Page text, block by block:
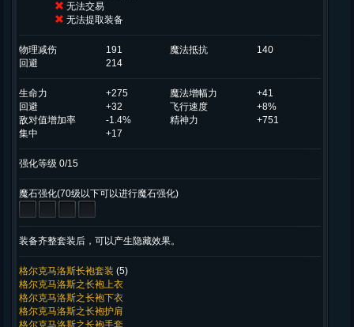
无法交易
无法提取装备
物理减伤 191 魔法抵抗
140
回避
214
生命力 +275 魔法增幅力
+41
回避
+32 飞行速度
+8%
敌对值增加率
-1.4% 精神力
+751
集中
+17
强化等级 0/15
魔石强化(70级以下可以进行魔石强化)
装备齐整套装后，可以产生隐藏效果。
格尔克马洛斯长袍套装 (5)
格尔克马洛斯之长袍上衣
格尔克马洛斯之长袍下衣
格尔克马洛斯之长袍护肩
格尔克马洛斯之长袍手套